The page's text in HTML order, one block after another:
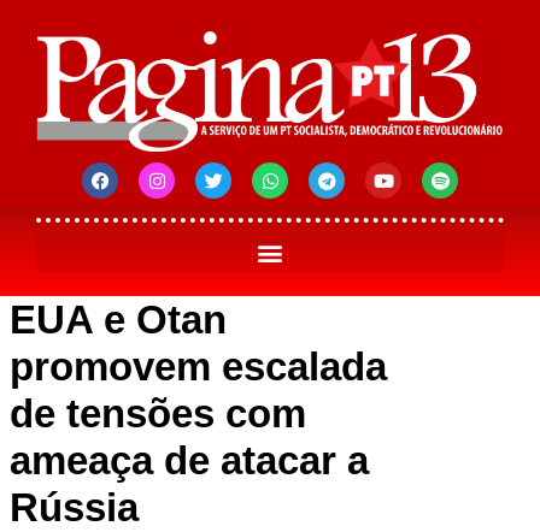
EUA e Otan
promovem escalada
de tensões com
ameaça de atacar a
Rússia